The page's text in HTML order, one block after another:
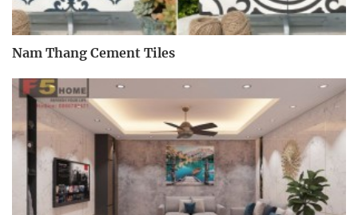
Nam Thang Cement Tiles